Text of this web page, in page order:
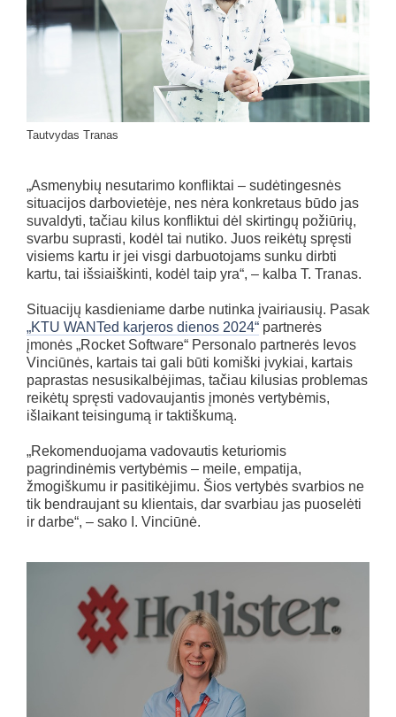
Tautvydas Tranas
„Asmenybių nesutarimo konfliktai – sudėtingesnės
situacijos darbovietėje, nes nėra konkretaus būdo jas
suvaldyti, tačiau kilus konfliktui dėl skirtingų požiūrių,
svarbu suprasti, kodėl tai nutiko. Juos reikėtų spręsti
visiems kartu ir jei visgi darbuotojams sunku dirbti
kartu, tai išsiaiškinti, kodėl taip yra“, – kalba T. Tranas.
Situacijų kasdieniame darbe nutinka įvairiausių. Pasak
„KTU WANTed karjeros dienos 2024“ partnerės
įmonės „Rocket Software“ Personalo partnerės Ievos
Vinciūnės, kartais tai gali būti komiški įvykiai, kartais
paprastas nesusikalbėjimas, tačiau kilusias problemas
reikėtų spręsti vadovaujantis įmonės vertybėmis,
išlaikant teisingumą ir taktiškumą.
„Rekomenduojama vadovautis keturiomis
pagrindinėmis vertybėmis – meile, empatija,
žmogiškumu ir pasitikėjimu. Šios vertybės svarbios ne
tik bendraujant su klientais, dar svarbiau jas puoselėti
ir darbe“, – sako I. Vinciūnė.